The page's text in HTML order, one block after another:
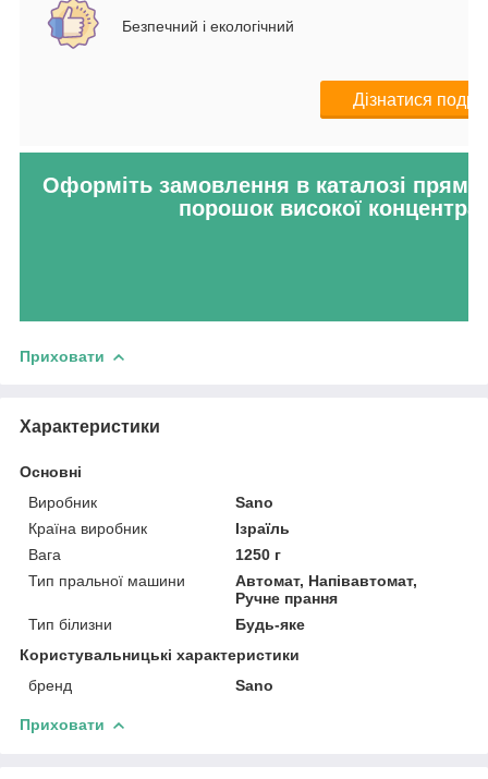
Безпечний і екологічний
Дізнатися
Оформіть замовлення в каталозі
порошок високої
Приховати
Характеристики
Основні
Виробник
Sano
Країна виробник
Ізраїль
Вага
1250 г
Тип пральної машини
Автомат, Напівавтомат,
Ручне прання
Тип білизни
Будь-яке
Користувальницькі характеристики
бренд
Sano
Приховати